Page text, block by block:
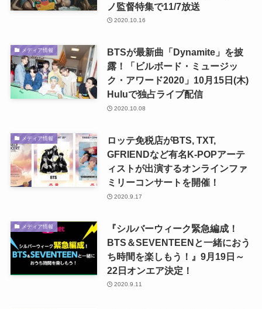
ノ監督特集で11/7放送
2020.10.16
メディア情報
BTSが最新曲「Dynamite」を披
露！「ビルボード・ミュージッ
ク・アワード2020」10月15日(木)
Huluで独占ライブ配信
2020.10.08
メディア情報
ロッテ免税店がBTS, TXT,
GFRIENDなど有名K-POPアーテ
ィストが出演するオンラインファ
ミリーコンサートを開催！
2020.9.17
メディア情報
『シルバーウィーク緊急編成！
BTS＆SEVENTEENと一緒におう
ち時間を楽しもう！』9月19日～
22日オンエア決定！
2020.9.11